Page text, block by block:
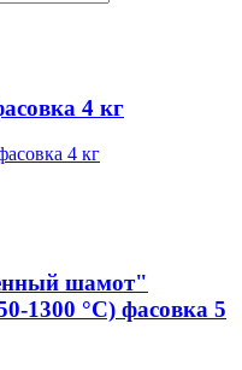
4 кг
шамот"
1300 °C) фасовка 5